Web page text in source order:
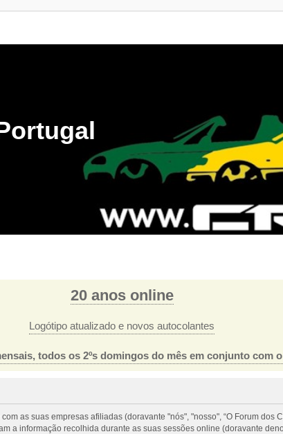
20 anos online
Logótipo atualizado e novos autocolantes
todos os 2ºs domingos do mês em conjunto com
as suas empresas afiliadas (doravante "nós", "nosso", “O Forum dos
a informação recolhida durante as suas sessões online (doravante